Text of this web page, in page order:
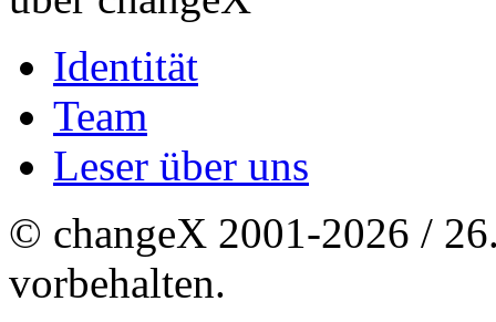
Identität
Team
Leser über uns
© changeX 2001-2026 /
vorbehalten.